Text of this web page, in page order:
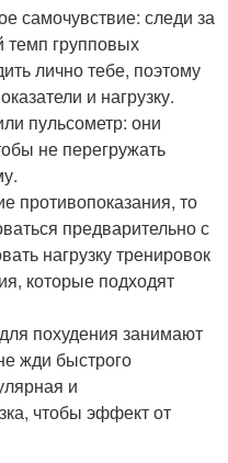
самочувствие: следи за
групповых
лично тебе, поэтому
и нагрузку.
пульсометр: они
не перегружать
противопоказания, то
предварительно с
нагрузку тренировок
которые подходят
похудения занимают
жди быстрого
и
чтобы эффект от